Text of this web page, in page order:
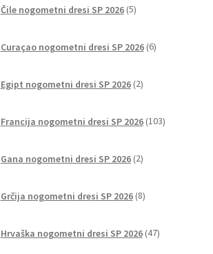
Čile nogometni dresi SP 2026 5izdelkov
Curaçao nogometni dresi SP 2026 6izdelkov
Egipt nogometni dresi SP 2026 2izdelka
Francija nogometni dresi SP 2026 103izdelki
Gana nogometni dresi SP 2026 2izdelka
Grčija nogometni dresi SP 2026 8izdelkov
Hrvaška nogometni dresi SP 2026 47izdelkov